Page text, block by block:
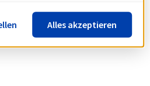
Sie in unsererRichtlinie
Alles akzeptieren